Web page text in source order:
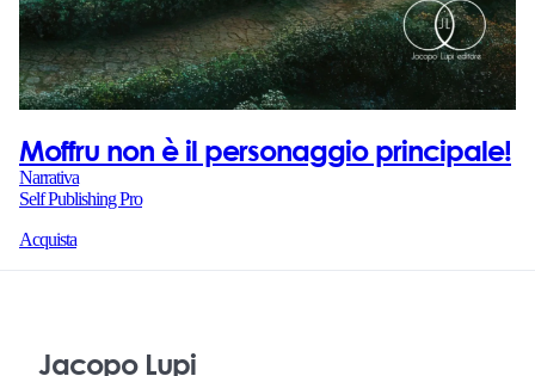
Moffru non è il personaggio principale!
Narrativa
Self Publishing Pro
Acquista
Jacopo Lupi